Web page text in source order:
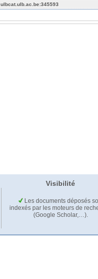
ulbcat.ulb.ac.be:345593
Visibilité
Les documents déposés
indexés par les moteurs de
(Google Scholar,…).